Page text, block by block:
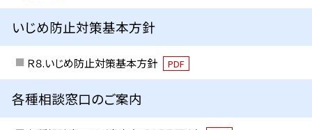
いじめ防止対策基本方針
Ｒ８.いじめ防止対策基本方針 PDF
各種相談窓口のご案内